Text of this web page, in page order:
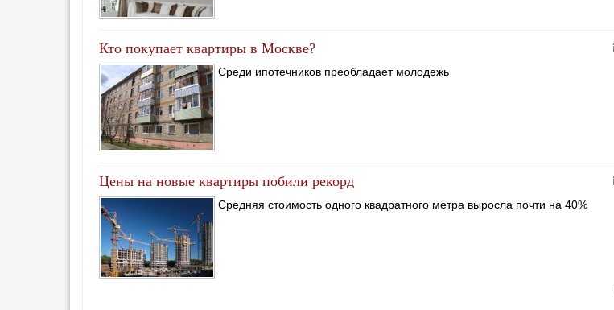
Кто покупает квартиры в Москве?
Среди ипотечников преобладает молодежь
Цены на новые квартиры побили рекорд
Средняя стоимость одного квадратного метра выросла почти на 40%